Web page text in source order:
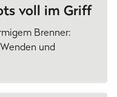
voll im Griff
Brenner:
und